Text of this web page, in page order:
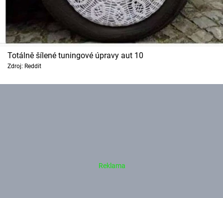
Totálně šílené tuningové úpravy aut 10
Zdroj: Reddit